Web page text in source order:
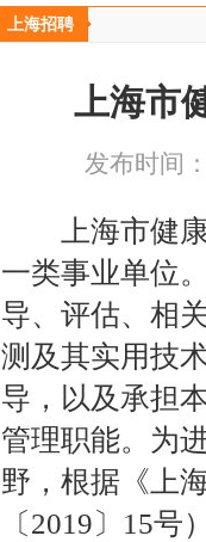
上海招聘
上海市
发布时间
上海市健康
一类事业单位
导、评估、相
测及其实用技
导，以及承担
管理职能。为
野，根据《上
〔2019〕15